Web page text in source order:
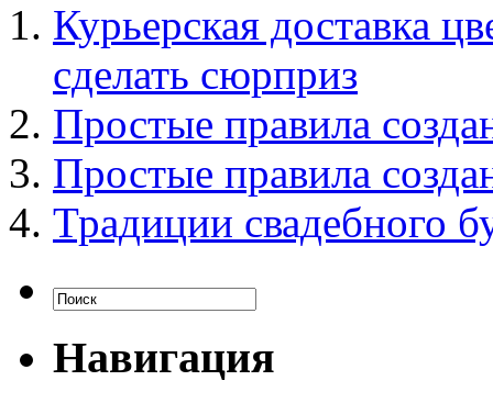
Курьерская доставка
сделать сюрприз
Простые правила
Простые правила
Традиции свадебного
Навигация